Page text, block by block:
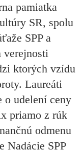
pamiatka
SR, spolu
SPP a
verejnosti
ktorých vzídu
Laureáti
o udelení ceny
priamo z rúk
odmenu
Nadácie SPP